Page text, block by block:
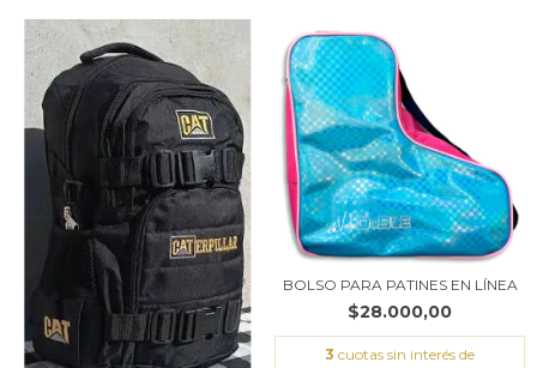
BOLSO PARA PATINES EN LÍNEA
$28.000,00
3 cuotas sin interés de